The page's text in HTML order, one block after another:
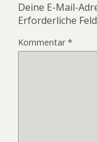
Deine E-Mail-
Erforderliche
Kommentar*